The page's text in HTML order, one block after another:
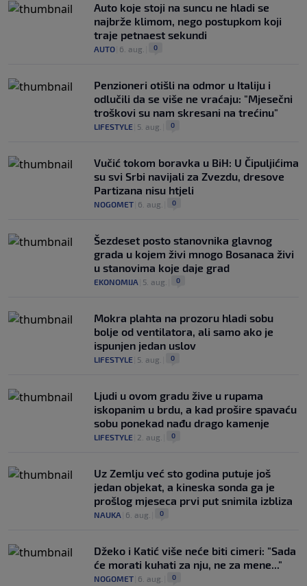
Auto koje stoji na suncu ne hladi se
najbrže klimom, nego postupkom koji
traje petnaest sekundi
AUTO 6. aug. 0
Penzioneri otišli na odmor u Italiju i
odlučili da se više ne vraćaju: "Mjesečni
troškovi su nam skresani na trećinu"
LIFESTYLE 5. aug. 0
Vučić tokom boravka u BiH: U Čipuljićima
su svi Srbi navijali za Zvezdu, dresove
Partizana nisu htjeli
NOGOMET 6. aug. 0
Šezdeset posto stanovnika glavnog
grada u kojem živi mnogo Bosanaca živi
u stanovima koje daje grad
EKONOMIJA 5. aug. 0
Mokra plahta na prozoru hladi sobu
bolje od ventilatora, ali samo ako je
ispunjen jedan uslov
LIFESTYLE 5. aug. 0
Ljudi u ovom gradu žive u rupama
iskopanim u brdu, a kad prošire spavaću
sobu ponekad nađu drago kamenje
LIFESTYLE 2. aug. 0
Uz Zemlju već sto godina putuje još
jedan objekat, a kineska sonda ga je
prošlog mjeseca prvi put snimila izbliza
NAUKA 6. aug. 0
Džeko i Katić više neće biti cimeri: "Sada
će morati kuhati za nju, ne za mene..."
NOGOMET 6. aug. 0